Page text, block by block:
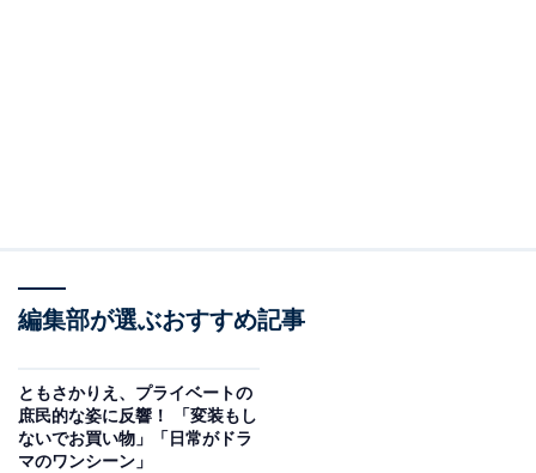
編集部が選ぶおすすめ記事
ともさかりえ、プライベートの
庶民的な姿に反響！ 「変装もし
ないでお買い物」「日常がドラ
マのワンシーン」